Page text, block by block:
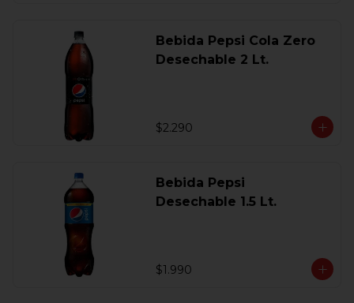
Bebida Pepsi Cola Zero
Desechable 2 Lt.
$2.290
Bebida Pepsi
Desechable 1.5 Lt.
$1.990